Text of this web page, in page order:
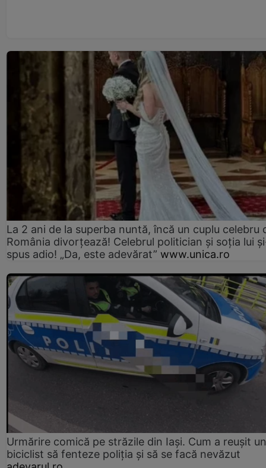
La 2 ani de la superba nuntă, încă un cuplu celebru
România divorțează! Celebrul politician și soția lui
spus adio! „Da, este adevărat” www.unica.ro
Urmărire comică pe străzile din Iași. Cum a reușit un
biciclist să fenteze poliția și să se facă nevăzut